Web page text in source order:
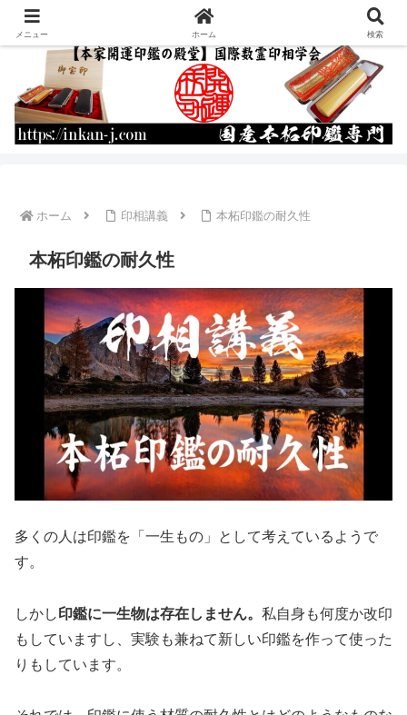
運命を書き換える開運印鑑の作成・通販
ホーム 印相講義 本柘印鑑の耐久性
本柘印鑑の耐久性
多くの人は印鑑を「一生もの」として考えているようで
す。
しかし印鑑に一生物は存在しません。 私自身も何度か改印
もしていますし、実験も兼ねて新しい印鑑を作って使った
りもしています。
メニュー ホーム 検索